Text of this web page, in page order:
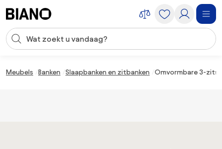
Zoekopdracht invoeren
Meubels Banken Slaapbanken en zitbanken Omvormbare 3-zits